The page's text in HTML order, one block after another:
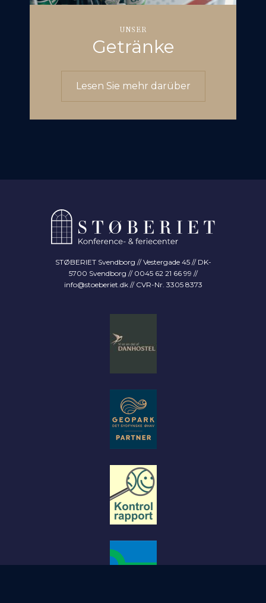
UNSER
Getränke
Lesen Sie mehr darüber
STØBERIET Svendborg // Vestergade 45 // DK-
5700 Svendborg // 0045 62 21 66 99 //
info@stoeberiet.dk// CVR-Nr. 3305 8373